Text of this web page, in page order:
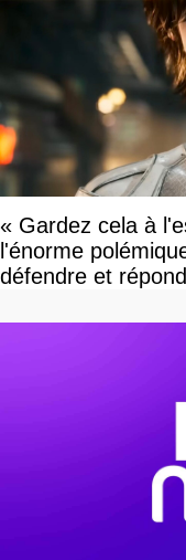
« Gardez cela à
l'énorme
défendre et